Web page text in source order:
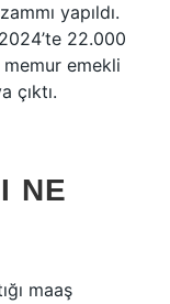
yapıldı.
22.000
memur emekli
çıktı.
NE
maaş